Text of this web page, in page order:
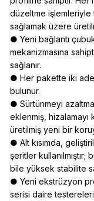
düzeltme işlemleriyle
sağlamak üzere
● Yeni bağlantı
mekanizmasına
sağlanır.
● Her pakette iki
bulunur.
● Sürtünmeyi
eklenmiş, hizalamayı
üretilmiş yeni bir
● Alt kısımda,
şeritler
bile yüksek stabilite
● Yeni ekstrüzyon
serisi daire